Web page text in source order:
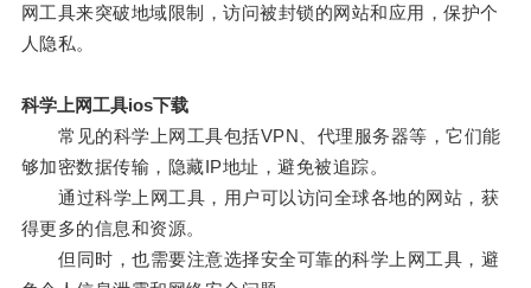
网工具来突破地域限制，访问被封锁的网站和应用，保护个
人隐私。
科学上网工具ios下载
常见的科学上网工具包括VPN、代理服务器等，它们能
够加密数据传输，隐藏IP地址，避免被追踪。
通过科学上网工具，用户可以访问全球各地的网站，获
得更多的信息和资源。
但同时，也需要注意选择安全可靠的科学上网工具，避